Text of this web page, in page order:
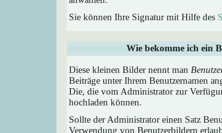
Sie können Ihre Signatur mit Hilfe des
Wie bekomme ich ein
Diese kleinen Bilder nennt man
Beiträge unter Ihrem Benutzernamen
Die, die vom Administrator zur
hochladen können.
Sollte der Administrator einen Satz
Verwendung von Benutzerbildern